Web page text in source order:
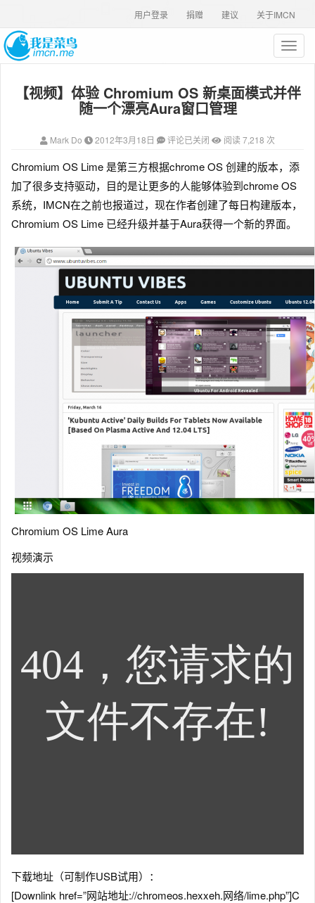
关于IMCN
建议
捐赠
用户登录
T
o
g
l
v
i
g
a
i
o
n
【视频】体验 Chromium OS 新桌面模式并伴
随一个漂亮Aura窗口管理
Mark Do 2012年3月18日 评论已关闭 阅读 7,218 次
Chromium OS Lime 是第三方根据chrome OS 创建的版本，添
加了很多支持驱动，目的是让更多的人能够体验到chrome OS
系统，IMCN在之前也报道过，现在作者创建了每日构建版本，
Chromium OS Lime 已经升级并基于Aura获得一个新的界面。
Chromium OS Lime Aura
视频演示
下载地址（可制作USB试用）：
[Downlink href=”网站地址://chromeos.hexxeh.网络/lime.php”]C